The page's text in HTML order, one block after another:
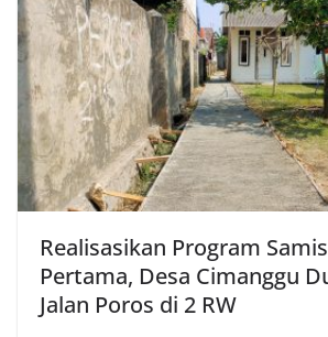
Realisasikan Program
Pertama, Desa Cimanggu
Jalan Poros di 2 RW